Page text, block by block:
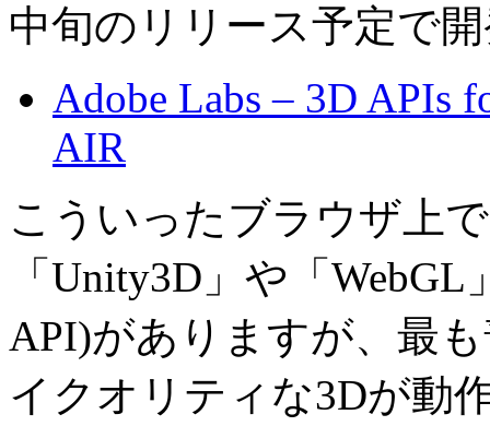
中旬のリリース予定で
Adobe Labs – 3D APIs
AIR
こういったブラウザ上
「Unity3D」や「
API)がありますが、最
イクオリティな3Dが動